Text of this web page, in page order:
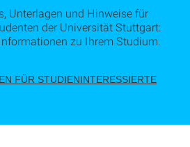
Unterlagen und Hinweise für
der Universität Stuttgart:
zu Ihrem Studium.
FÜR STUDIEN­INTERESSIERTE